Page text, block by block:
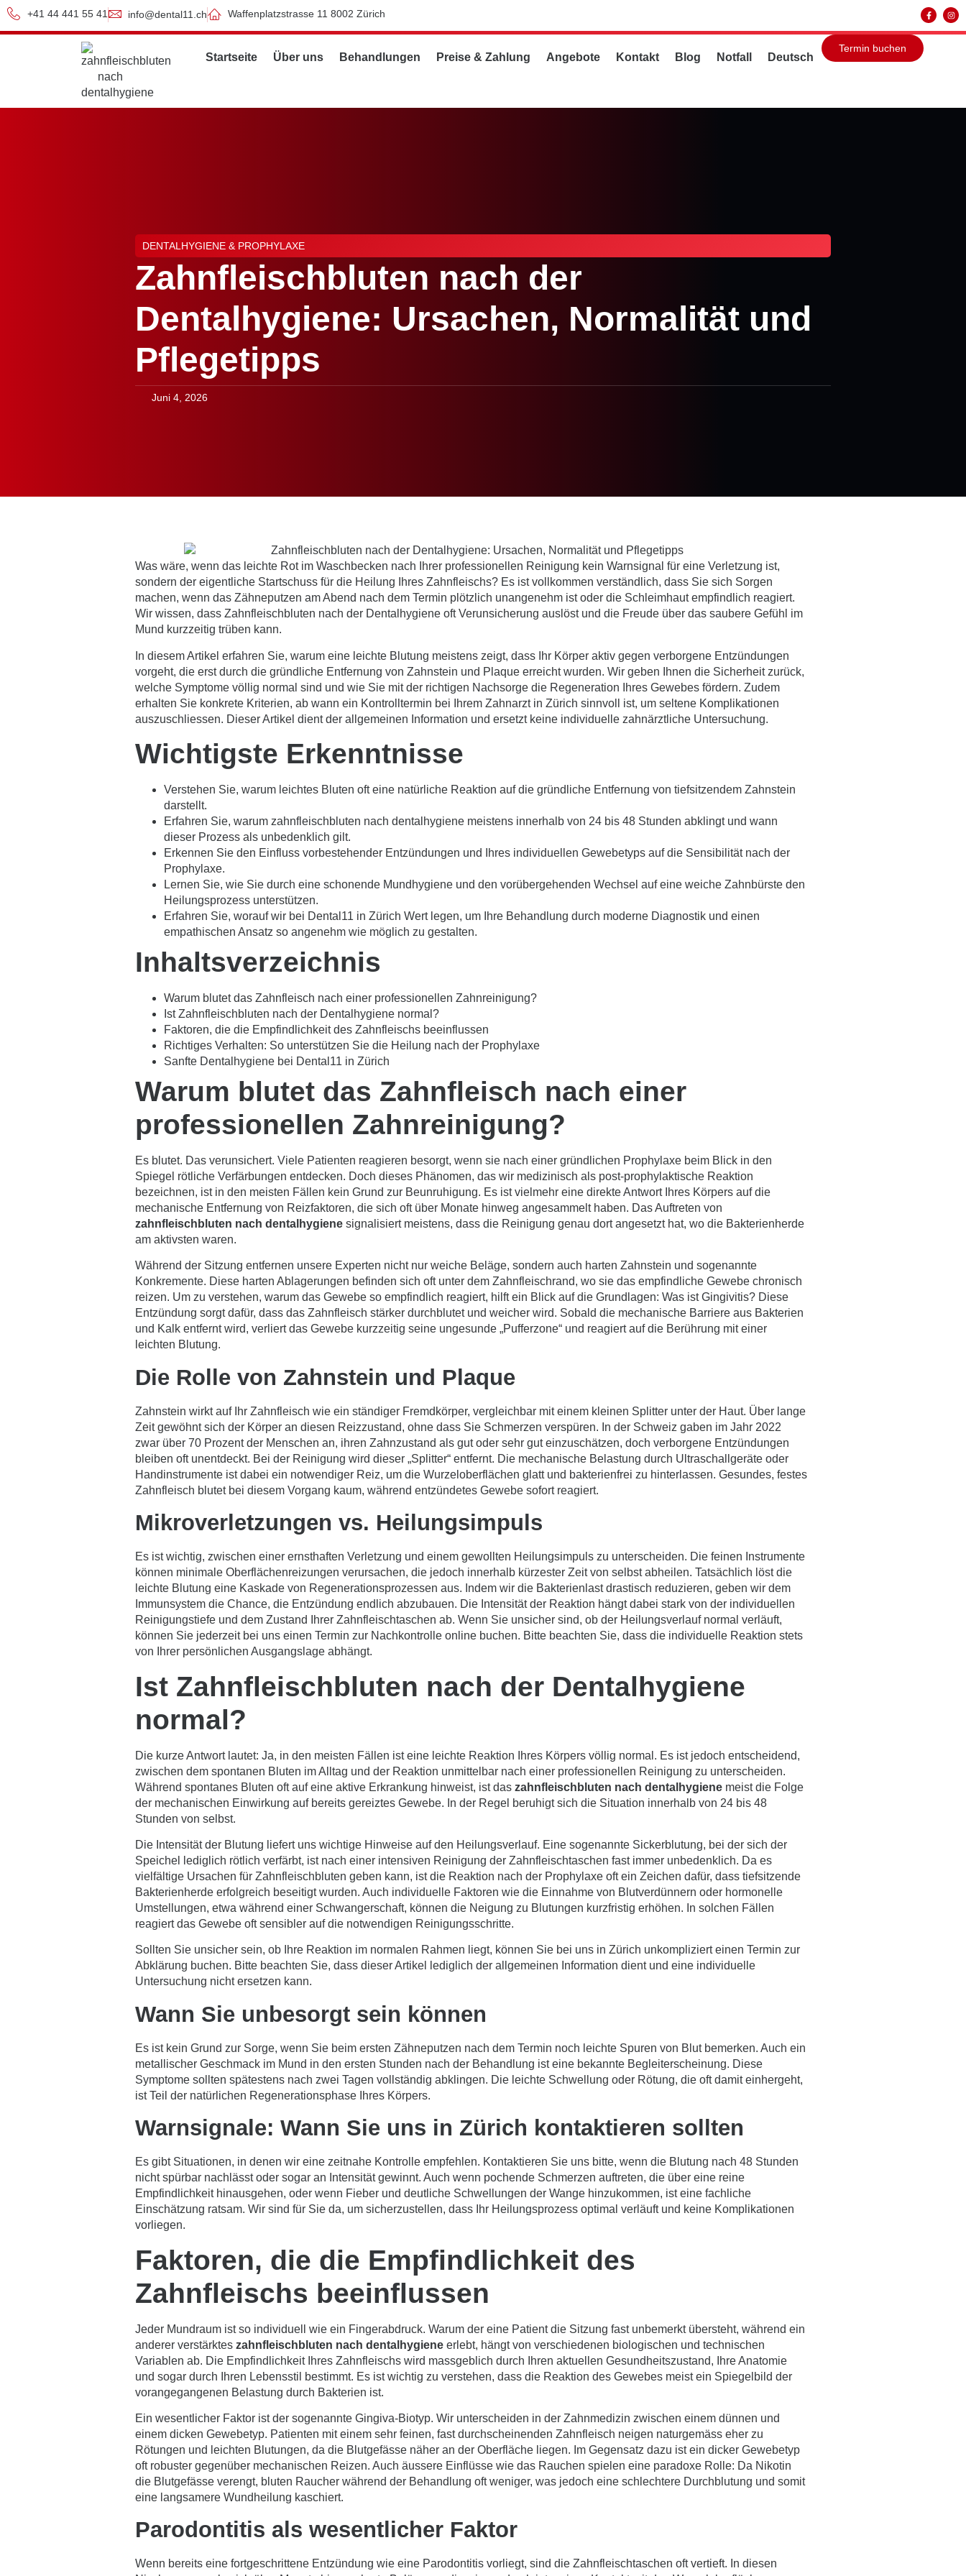
+41 44 441 55 41 info@dental11.ch Waffenplatzstrasse 11 8002 Zürich
Startseite Über uns Behandlungen Preise & Zahlung Angebote Kontakt Blog Notfall Deutsch
Termin buchen
DENTALHYGIENE & PROPHYLAXE
Zahnfleischbluten nach der
Dentalhygiene: Ursachen, Normalität und
Pflegetipps
Juni 4, 2026
Was wäre, wenn das leichte Rot im Waschbecken nach Ihrer professionellen Reinigung kein Warnsignal für eine Verletzung ist,
sondern der eigentliche Startschuss für die Heilung Ihres Zahnfleischs? Es ist vollkommen verständlich, dass Sie sich Sorgen
machen, wenn das Zähneputzen am Abend nach dem Termin plötzlich unangenehm ist oder die Schleimhaut empfindlich reagiert.
Wir wissen, dass Zahnfleischbluten nach der Dentalhygiene oft Verunsicherung auslöst und die Freude über das saubere Gefühl im
Mund kurzzeitig trüben kann.
In diesem Artikel erfahren Sie, warum eine leichte Blutung meistens zeigt, dass Ihr Körper aktiv gegen verborgene Entzündungen
vorgeht, die erst durch die gründliche Entfernung von Zahnstein und Plaque erreicht wurden. Wir geben Ihnen die Sicherheit zurück,
welche Symptome völlig normal sind und wie Sie mit der richtigen Nachsorge die Regeneration Ihres Gewebes fördern. Zudem
erhalten Sie konkrete Kriterien, ab wann ein Kontrolltermin bei Ihrem Zahnarzt in Zürich sinnvoll ist, um seltene Komplikationen
auszuschliessen. Dieser Artikel dient der allgemeinen Information und ersetzt keine individuelle zahnärztliche Untersuchung.
Wichtigste Erkenntnisse
Verstehen Sie, warum leichtes Bluten oft eine natürliche Reaktion auf die gründliche Entfernung von tiefsitzendem Zahnstein
darstellt.
Erfahren Sie, warum zahnfleischbluten nach dentalhygiene meistens innerhalb von 24 bis 48 Stunden abklingt und wann
dieser Prozess als unbedenklich gilt.
Erkennen Sie den Einfluss vorbestehender Entzündungen und Ihres individuellen Gewebetyps auf die Sensibilität nach der
Prophylaxe.
Lernen Sie, wie Sie durch eine schonende Mundhygiene und den vorübergehenden Wechsel auf eine weiche Zahnbürste den
Heilungsprozess unterstützen.
Erfahren Sie, worauf wir bei Dental11 in Zürich Wert legen, um Ihre Behandlung durch moderne Diagnostik und einen
empathischen Ansatz so angenehm wie möglich zu gestalten.
Inhaltsverzeichnis
Warum blutet das Zahnfleisch nach einer professionellen Zahnreinigung?
Ist Zahnfleischbluten nach der Dentalhygiene normal?
Faktoren, die die Empfindlichkeit des Zahnfleischs beeinflussen
Richtiges Verhalten: So unterstützen Sie die Heilung nach der Prophylaxe
Sanfte Dentalhygiene bei Dental11 in Zürich
Warum blutet das Zahnfleisch nach einer
professionellen Zahnreinigung?
Es blutet. Das verunsichert. Viele Patienten reagieren besorgt, wenn sie nach einer gründlichen Prophylaxe beim Blick in den
Spiegel rötliche Verfärbungen entdecken. Doch dieses Phänomen, das wir medizinisch als post-prophylaktische Reaktion
bezeichnen, ist in den meisten Fällen kein Grund zur Beunruhigung. Es ist vielmehr eine direkte Antwort Ihres Körpers auf die
mechanische Entfernung von Reizfaktoren, die sich oft über Monate hinweg angesammelt haben. Das Auftreten von
zahnfleischbluten nach dentalhygiene signalisiert meistens, dass die Reinigung genau dort angesetzt hat, wo die Bakterienherde
am aktivsten waren.
Während der Sitzung entfernen unsere Experten nicht nur weiche Beläge, sondern auch harten Zahnstein und sogenannte
Konkremente. Diese harten Ablagerungen befinden sich oft unter dem Zahnfleischrand, wo sie das empfindliche Gewebe chronisch
reizen. Um zu verstehen, warum das Gewebe so empfindlich reagiert, hilft ein Blick auf die Grundlagen: Was ist Gingivitis? Diese
Entzündung sorgt dafür, dass das Zahnfleisch stärker durchblutet und weicher wird. Sobald die mechanische Barriere aus Bakterien
und Kalk entfernt wird, verliert das Gewebe kurzzeitig seine ungesunde „Pufferzone“ und reagiert auf die Berührung mit einer
leichten Blutung.
Die Rolle von Zahnstein und Plaque
Zahnstein wirkt auf Ihr Zahnfleisch wie ein ständiger Fremdkörper, vergleichbar mit einem kleinen Splitter unter der Haut. Über lange
Zeit gewöhnt sich der Körper an diesen Reizzustand, ohne dass Sie Schmerzen verspüren. In der Schweiz gaben im Jahr 2022
zwar über 70 Prozent der Menschen an, ihren Zahnzustand als gut oder sehr gut einzuschätzen, doch verborgene Entzündungen
bleiben oft unentdeckt. Bei der Reinigung wird dieser „Splitter“ entfernt. Die mechanische Belastung durch Ultraschallgeräte oder
Handinstrumente ist dabei ein notwendiger Reiz, um die Wurzeloberflächen glatt und bakterienfrei zu hinterlassen. Gesundes, festes
Zahnfleisch blutet bei diesem Vorgang kaum, während entzündetes Gewebe sofort reagiert.
Mikroverletzungen vs. Heilungsimpuls
Es ist wichtig, zwischen einer ernsthaften Verletzung und einem gewollten Heilungsimpuls zu unterscheiden. Die feinen Instrumente
können minimale Oberflächenreizungen verursachen, die jedoch innerhalb kürzester Zeit von selbst abheilen. Tatsächlich löst die
leichte Blutung eine Kaskade von Regenerationsprozessen aus. Indem wir die Bakterienlast drastisch reduzieren, geben wir dem
Immunsystem die Chance, die Entzündung endlich abzubauen. Die Intensität der Reaktion hängt dabei stark von der individuellen
Reinigungstiefe und dem Zustand Ihrer Zahnfleischtaschen ab. Wenn Sie unsicher sind, ob der Heilungsverlauf normal verläuft,
können Sie jederzeit bei uns einen Termin zur Nachkontrolle online buchen. Bitte beachten Sie, dass die individuelle Reaktion stets
von Ihrer persönlichen Ausgangslage abhängt.
Ist Zahnfleischbluten nach der Dentalhygiene
normal?
Die kurze Antwort lautet: Ja, in den meisten Fällen ist eine leichte Reaktion Ihres Körpers völlig normal. Es ist jedoch entscheidend,
zwischen dem spontanen Bluten im Alltag und der Reaktion unmittelbar nach einer professionellen Reinigung zu unterscheiden.
Während spontanes Bluten oft auf eine aktive Erkrankung hinweist, ist das zahnfleischbluten nach dentalhygiene meist die Folge
der mechanischen Einwirkung auf bereits gereiztes Gewebe. In der Regel beruhigt sich die Situation innerhalb von 24 bis 48
Stunden von selbst.
Die Intensität der Blutung liefert uns wichtige Hinweise auf den Heilungsverlauf. Eine sogenannte Sickerblutung, bei der sich der
Speichel lediglich rötlich verfärbt, ist nach einer intensiven Reinigung der Zahnfleischtaschen fast immer unbedenklich. Da es
vielfältige Ursachen für Zahnfleischbluten geben kann, ist die Reaktion nach der Prophylaxe oft ein Zeichen dafür, dass tiefsitzende
Bakterienherde erfolgreich beseitigt wurden. Auch individuelle Faktoren wie die Einnahme von Blutverdünnern oder hormonelle
Umstellungen, etwa während einer Schwangerschaft, können die Neigung zu Blutungen kurzfristig erhöhen. In solchen Fällen
reagiert das Gewebe oft sensibler auf die notwendigen Reinigungsschritte.
Sollten Sie unsicher sein, ob Ihre Reaktion im normalen Rahmen liegt, können Sie bei uns in Zürich unkompliziert einen Termin zur
Abklärung buchen. Bitte beachten Sie, dass dieser Artikel lediglich der allgemeinen Information dient und eine individuelle
Untersuchung nicht ersetzen kann.
Wann Sie unbesorgt sein können
Es ist kein Grund zur Sorge, wenn Sie beim ersten Zähneputzen nach dem Termin noch leichte Spuren von Blut bemerken. Auch ein
metallischer Geschmack im Mund in den ersten Stunden nach der Behandlung ist eine bekannte Begleiterscheinung. Diese
Symptome sollten spätestens nach zwei Tagen vollständig abklingen. Die leichte Schwellung oder Rötung, die oft damit einhergeht,
ist Teil der natürlichen Regenerationsphase Ihres Körpers.
Warnsignale: Wann Sie uns in Zürich kontaktieren sollten
Es gibt Situationen, in denen wir eine zeitnahe Kontrolle empfehlen. Kontaktieren Sie uns bitte, wenn die Blutung nach 48 Stunden
nicht spürbar nachlässt oder sogar an Intensität gewinnt. Auch wenn pochende Schmerzen auftreten, die über eine reine
Empfindlichkeit hinausgehen, oder wenn Fieber und deutliche Schwellungen der Wange hinzukommen, ist eine fachliche
Einschätzung ratsam. Wir sind für Sie da, um sicherzustellen, dass Ihr Heilungsprozess optimal verläuft und keine Komplikationen
vorliegen.
Faktoren, die die Empfindlichkeit des
Zahnfleischs beeinflussen
Jeder Mundraum ist so individuell wie ein Fingerabdruck. Warum der eine Patient die Sitzung fast unbemerkt übersteht, während ein
anderer verstärktes zahnfleischbluten nach dentalhygiene erlebt, hängt von verschiedenen biologischen und technischen
Variablen ab. Die Empfindlichkeit Ihres Zahnfleischs wird massgeblich durch Ihren aktuellen Gesundheitszustand, Ihre Anatomie
und sogar durch Ihren Lebensstil bestimmt. Es ist wichtig zu verstehen, dass die Reaktion des Gewebes meist ein Spiegelbild der
vorangegangenen Belastung durch Bakterien ist.
Ein wesentlicher Faktor ist der sogenannte Gingiva-Biotyp. Wir unterscheiden in der Zahnmedizin zwischen einem dünnen und
einem dicken Gewebetyp. Patienten mit einem sehr feinen, fast durchscheinenden Zahnfleisch neigen naturgemäss eher zu
Rötungen und leichten Blutungen, da die Blutgefässe näher an der Oberfläche liegen. Im Gegensatz dazu ist ein dicker Gewebetyp
oft robuster gegenüber mechanischen Reizen. Auch äussere Einflüsse wie das Rauchen spielen eine paradoxe Rolle: Da Nikotin
die Blutgefässe verengt, bluten Raucher während der Behandlung oft weniger, was jedoch eine schlechtere Durchblutung und somit
eine langsamere Wundheilung kaschiert.
Parodontitis als wesentlicher Faktor
Wenn bereits eine fortgeschrittene Entzündung wie eine Parodontitis vorliegt, sind die Zahnfleischtaschen oft vertieft. In diesen